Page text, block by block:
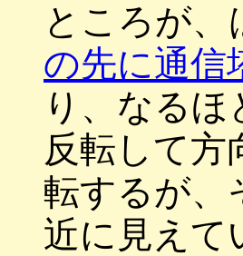
ところが
の先に通信
り、なる
反転して方
転するが、
近に見えて